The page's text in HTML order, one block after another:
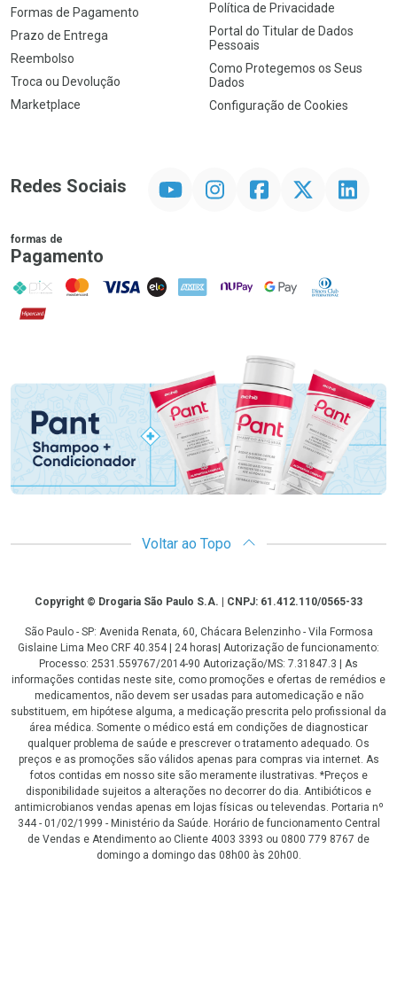
Formas de Pagamento
Prazo de Entrega
Reembolso
Troca ou Devolução
Marketplace
Política de Privacidade
Portal do Titular de Dados
Pessoais
Como Protegemos os Seus
Dados
Configuração de Cookies
Redes Sociais InstagramFacebookTwitter Linkedin
formas de
Pagamento
PIX MasterCard
VISA ELO AMEX NuPay Google PayDiners Club
Hipercard
Promoção em Destaque
Voltar ao Topo
CopyrightCopyright © Drogaria São Paulo S.A. | CNPJ: 61.412.110/0565-33
São Paulo - SP: Avenida Renata, 60, Chácara Belenzinho - Vila Formosa
Gislaine Lima Meo CRF 40.354 | 24 horas| Autorização de funcionamento:
Processo: 2531.559767/2014-90 Autorização/MS: 7.31847.3 | As
informações contidas neste site, como promoções e ofertas de remédios e
medicamentos, não devem ser usadas para automedicação e não
substituem, em hipótese alguma, a medicação prescrita pelo profissional da
área médica. Somente o médico está em condições de diagnosticar
qualquer problema de saúde e prescrever o tratamento adequado. Os
preços e as promoções são válidos apenas para compras via internet. As
fotos contidas em nosso site são meramente ilustrativas. *Preços e
disponibilidade sujeitos a alterações no decorrer do dia. Antibióticos e
antimicrobianos vendas apenas em lojas físicas ou televendas. Portaria nº
344 - 01/02/1999 - Ministério da Saúde. Horário de funcionamento Central
de Vendas e Atendimento ao Cliente 4003 3393 ou 0800 779 8767 de
domingo a domingo das 08h00 às 20h00.